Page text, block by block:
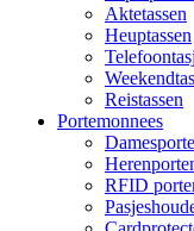
Aktetassen
Heuptassen
Reistassen
Portemonnees
RFID